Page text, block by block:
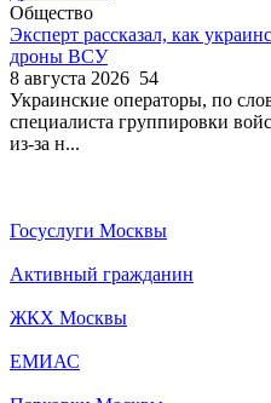
Общество
Эксперт рассказал, как
дроны ВСУ
8 августа 2026 54
Украинские операторы, по
специалиста группировки
из-за н...
Госуслуги Москвы
Активный гражданин
ЖКХ Москвы
ЕМИАС